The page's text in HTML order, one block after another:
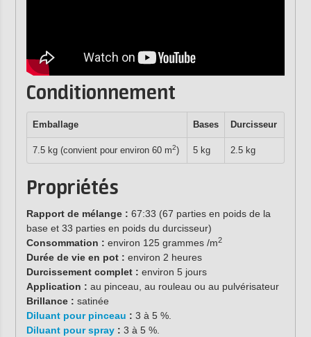
Conditionnement
Emballage Bases Durcisseur
7.5 kg (convient pour environ 60 m2) 5 kg 2.5 kg
Propriétés
Rapport de mélange : 67:33 (67 parties en poids de la
base et 33 parties en poids du durcisseur)
Consommation : environ 125 grammes /m2
Durée de vie en pot : environ 2 heures
Durcissement complet : environ 5 jours
Application : au pinceau, au rouleau ou au pulvérisateur
Brillance : satinée
Diluant pour pinceau : 3 à 5 %.
Diluant pour spray: 3 à 5 %.